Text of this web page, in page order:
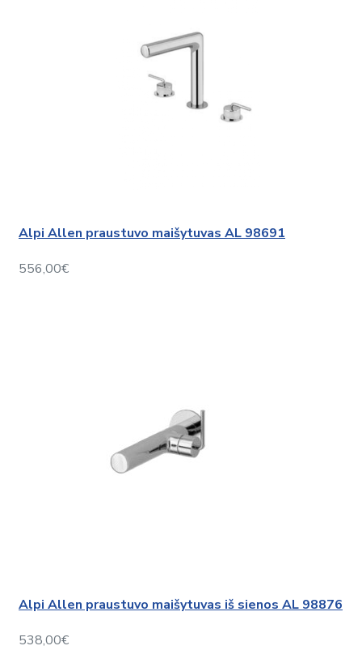
Alpi Allen praustuvo maišytuvas AL 98691
556,00€
Alpi Allen praustuvo maišytuvas iš sienos AL 98876
538,00€